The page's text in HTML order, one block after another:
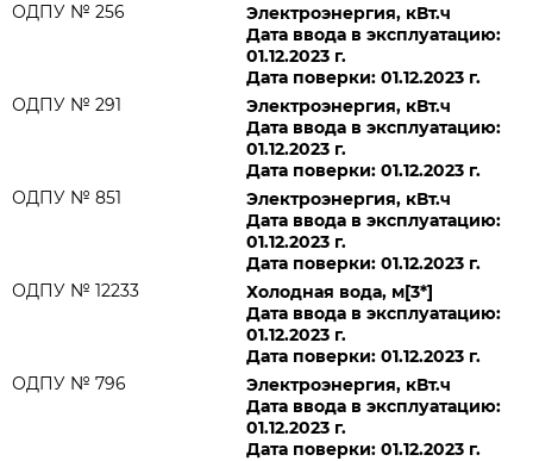
ОДПУ № 256
Электроэнергия, кВт.ч
Дата ввода в эксплуатацию:
01.12.2023 г.
Дата поверки: 01.12.2023 г.
ОДПУ № 291
Электроэнергия, кВт.ч
Дата ввода в эксплуатацию:
01.12.2023 г.
Дата поверки: 01.12.2023 г.
ОДПУ № 851
Электроэнергия, кВт.ч
Дата ввода в эксплуатацию:
01.12.2023 г.
Дата поверки: 01.12.2023 г.
ОДПУ № 12233
Холодная вода, м[3*]
Дата ввода в эксплуатацию:
01.12.2023 г.
Дата поверки: 01.12.2023 г.
ОДПУ № 796
Электроэнергия, кВт.ч
Дата ввода в эксплуатацию:
01.12.2023 г.
Дата поверки: 01.12.2023 г.